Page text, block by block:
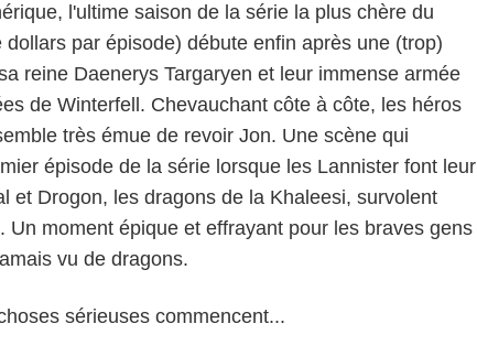
l'ultime saison de la série la plus chère du
par épisode) débute enfin après une (trop)
reine Daenerys Targaryen et leur immense armée
de Winterfell. Chevauchant côte à côte, les héros
très émue de revoir Jon. Une scène qui
épisode de la série lorsque les Lannister font leur
et Drogon, les dragons de la Khaleesi, survolent
Un moment épique et effrayant pour les braves gens
vu de dragons.
sérieuses commencent...